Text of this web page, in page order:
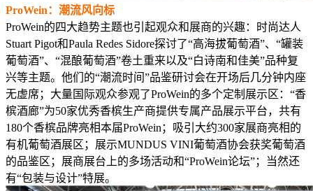
ProWein：潮流风向标
ProWein的四大趋势主题也引起观众和展商的兴趣：时尚达人
Stuart Pigot和Paula Redes Sidore探讨了“高海拔葡萄酒”、“罐装
葡萄酒”、“混酿葡萄酒”卷土重来以及“白诗南和佳美”品种复
兴等主题。他们的“潮流时间”品鉴研讨会在开场后几分钟内座
无虚席；大量国际观众参观了ProWein的多个定制展示区：“香
槟酒廊”为50家优秀香槟生产商提供专属产品展示平台，共有
180个香槟品牌亮相本届ProWein；吸引大约300家展商亮相的
有机葡萄酒展区；展示MUNDUS VINI葡萄酒协会获奖葡萄酒
的品鉴区；展商展台上的多场活动和“ProWein论坛”；当然还
有“包装与设计”特展。